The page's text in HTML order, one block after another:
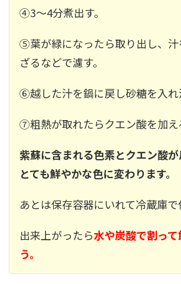
④3～4分煮出す。
⑤葉が緑になったら取り出し、汁
ざるなどで濾す。
⑥越した汁を鍋に戻し砂糖を入れ
⑦粗熱が取れたらクエン酸を加え
紫蘇に含まれる色素とクエン酸
とても鮮やかな色に変わります。
あとは保存容器にいれて冷蔵庫で
出来上がったら水や炭酸で割って
う。